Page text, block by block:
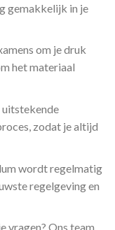
gemakkelijk in je
om je druk
het materiaal
zodat je altijd
wordt regelmatig
regelgeving en
vragen? Ons team